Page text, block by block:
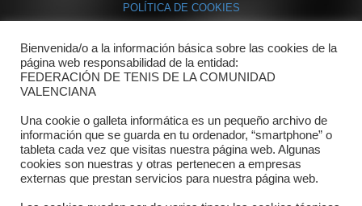
POLÍTICA DE COOKIES
Contacto
Dónde estamos
Directorio departamentos
Horario
Formulario de contacto
Bienvenida/o a la información básica sobre las cookies de la
página web responsabilidad de la entidad:
FEDERACIÓN DE TENIS DE LA COMUNIDAD
VALENCIANA
Una cookie o galleta informática es un pequeño archivo de
información que se guarda en tu ordenador, “smartphone” o
tableta cada vez que visitas nuestra página web. Algunas
cookies son nuestras y otras pertenecen a empresas
externas que prestan servicios para nuestra página web.